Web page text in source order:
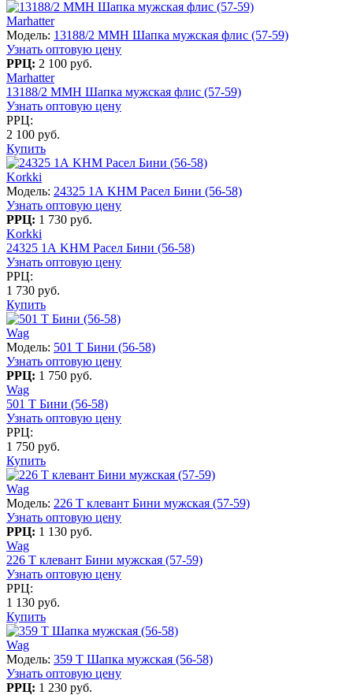
Marhatter
Модель: 13188/2 MMH Шапка мужская флис (57-59)
Узнать оптовую цену
РРЦ: 2 100 руб.
Marhatter
13188/2 MMH Шапка мужская флис (57-59)
Узнать оптовую цену
РРЦ:
2 100 руб.
Купить
Korkki
Модель: 24325 1А KHM Расел Бини (56-58)
Узнать оптовую цену
РРЦ: 1 730 руб.
Korkki
24325 1А KHM Расел Бини (56-58)
Узнать оптовую цену
РРЦ:
1 730 руб.
Купить
Wag
Модель: 501 T Бини (56-58)
Узнать оптовую цену
РРЦ: 1 750 руб.
Wag
501 T Бини (56-58)
Узнать оптовую цену
РРЦ:
1 750 руб.
Купить
Wag
Модель: 226 T клевант Бини мужская (57-59)
Узнать оптовую цену
РРЦ: 1 130 руб.
Wag
226 T клевант Бини мужская (57-59)
Узнать оптовую цену
РРЦ:
1 130 руб.
Купить
Wag
Модель: 359 T Шапка мужская (56-58)
Узнать оптовую цену
РРЦ: 1 230 руб.